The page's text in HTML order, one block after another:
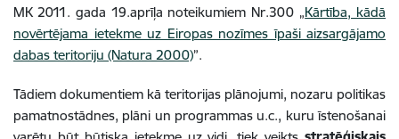
MK 2011. gada 19.aprīļa noteikumiem Nr.300 „Kārtība, kādā
novērtējama ietekme uz Eiropas nozīmes īpaši aizsargājamo
dabas teritoriju (Natura 2000)”.
Tādiem dokumentiem kā teritorijas plānojumi, nozaru politikas
pamatnostādnes, plāni un programmas u.c., kuru īstenošanai